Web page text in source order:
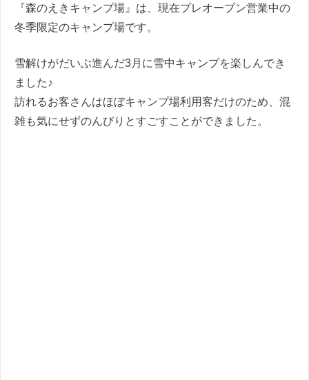
『森のえきキャンプ場』は、現在プレオープン営業中の
冬季限定のキャンプ場です。
雪解けがだいぶ進んだ3月に雪中キャンプを楽しんでき
ました♪
訪れるお客さんはほぼキャンプ場利用客だけのため、混
雑も気にせずのんびりとすごすことができました。